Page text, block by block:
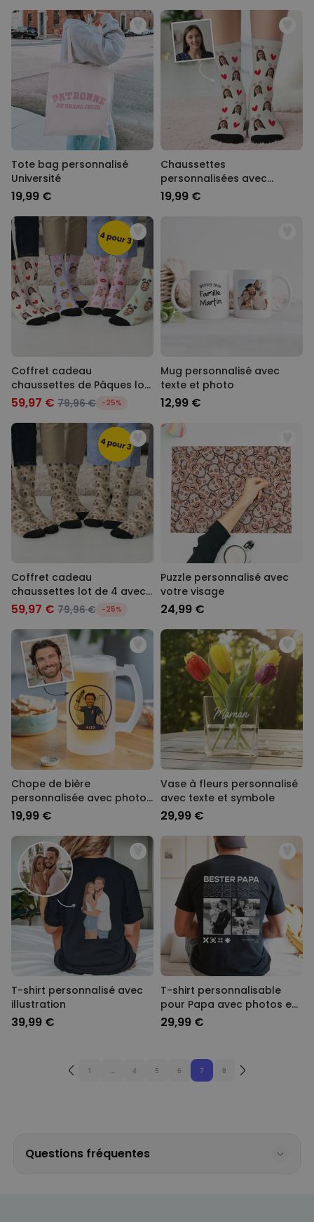
Tote bag personnalisé
Université
19,99 €
Chaussettes
personnalisées avec
visage et oreilles de lapin
19,99 €
Coffret cadeau
chaussettes de Pâques lot
de 4 avec visage et oreilles
59,97 € 79,96 € -25%
Mug personnalisé avec
texte et photo
12,99 €
Coffret cadeau
chaussettes lot de 4 avec
visage
59,97 € 79,96 € -25%
Puzzle personnalisé avec
votre visage
24,99 €
Chope de bière
personnalisée avec photo
- Coupe du Monde
19,99 €
Vase à fleurs personnalisé
avec texte et symbole
29,99 €
T-shirt personnalisé avec
illustration
39,99 €
T-shirt personnalisable
pour Papa avec photos en
noir et blanc et texte
29,99 €
1 ... 4 5 6 7 8
Questions fréquentes